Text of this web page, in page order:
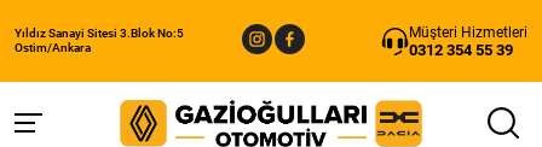
Yıldız Sanayi Sitesi 3.Blok No:5
Ostim/Ankara
Müşteri Hizmetleri
0312 354 55 39